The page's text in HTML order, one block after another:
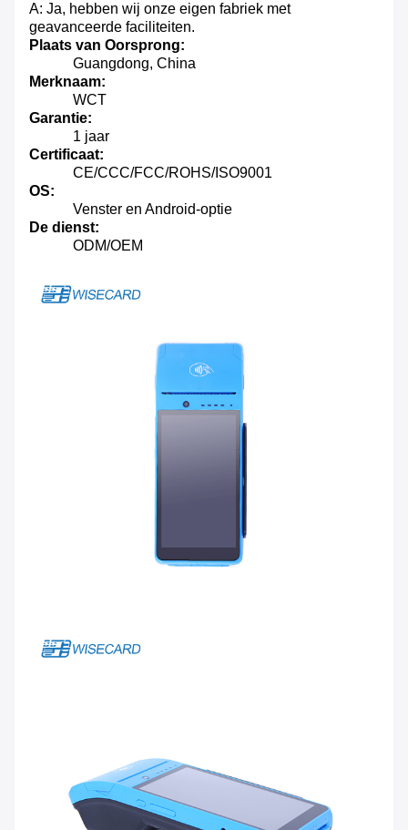
A: Ja, hebben wij onze eigen fabriek met
geavanceerde faciliteiten.
Plaats van Oorsprong:
Guangdong, China
Merknaam:
WCT
Garantie:
1 jaar
Certificaat:
CE/CCC/FCC/ROHS/ISO9001
OS:
Venster en Android-optie
De dienst:
ODM/OEM